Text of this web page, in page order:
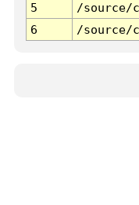
5
/source/
6
/source/